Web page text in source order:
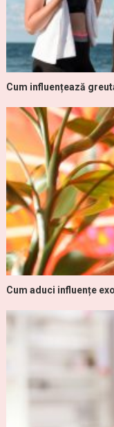
Cum influențează
Cum aduci influențe